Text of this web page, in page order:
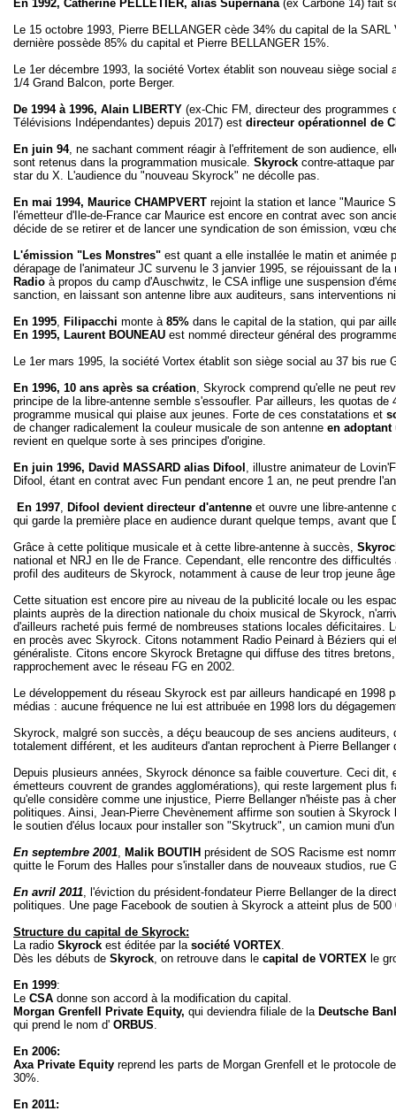
En 1992, Catherine PELLETIER, alias Supernana (ex Carbone 14) fait
Le 15 octobre 1993, Pierre BELLANGER cède 34% du capital de la
dernière possède 85% du capital et Pierre BELLANGER 15%.
Le 1er décembre 1993, la société Vortex établit son nouveau siège
1/4 Grand Balcon, porte Berger.
De 1994 à 1996, Alain LIBERTY (ex-Chic FM, directeur des
Télévisions Indépendantes) depuis 2017) est directeur opérationnel de
En juin 94, ne sachant comment réagir à l'effritement de son audience,
sont retenus dans la programmation musicale. Skyrock contre-attaque
star du X. L'audience du "nouveau Skyrock" ne décolle pas.
En mai 1994, Maurice CHAMPVERT rejoint la station et lance "Maurice
l'émetteur d'Ile-de-France car Maurice est encore en contrat avec son
décide de se retirer et de lancer une syndication de son émission, vœu
L'émission "Les Monstres" est quant a elle installée le matin et animée
dérapage de l'animateur JC survenu le 3 janvier 1995, se réjouissant de
Radio à propos du camp d'Auschwitz, le CSA inflige une suspension
sanction, en laissant son antenne libre aux auditeurs, sans interventions
En 1995, Filipacchi monte à 85% dans le capital de la station, qui par
En 1995, Laurent BOUNEAU est nommé directeur général des
Le 1er mars 1995, la société Vortex établit son siège social au 37 bis rue
En 1996, 10 ans après sa création, Skyrock comprend qu'elle ne peut
principe de la libre-antenne semble s'essoufler. Par ailleurs, les quotas
programme musical qui plaise aux jeunes. Forte de ces constatations et
de changer radicalement la couleur musicale de son antenne en adoptant
revient en quelque sorte à ses principes d'origine.
En juin 1996, David MASSARD alias Difool , illustre animateur de
Difool, étant en contrat avec Fun pendant encore 1 an, ne peut prendre
En 1997, Difool devient directeur d'antenne et ouvre une libre-antenne
qui garde la première place en audience durant quelque temps, avant que
Grâce à cette politique musicale et à cette libre-antenne à succès,
national et NRJ en Ile de France. Cependant, elle rencontre des
profil des auditeurs de Skyrock, notamment à cause de leur trop jeune
Cette situation est encore pire au niveau de la publicité locale ou les
plaints auprès de la direction nationale du choix musical de Skyrock,
d'ailleurs racheté puis fermé de nombreuses stations locales déficitaires.
en procès avec Skyrock. Citons notamment Radio Peinard à Béziers qui
généraliste. Citons encore Skyrock Bretagne qui diffuse des titres
rapprochement avec le réseau FG en 2002.
Le développement du réseau Skyrock est par ailleurs handicapé en
médias : aucune fréquence ne lui est attribuée en 1998 lors du
Skyrock, malgré son succès, a déçu beaucoup de ses anciens
totalement différent, et les auditeurs d'antan reprochent à Pierre
Depuis plusieurs années, Skyrock dénonce sa faible couverture. Ceci
émetteurs couvrent de grandes agglomérations), qui reste largement
qu'elle considère comme une injustice, Pierre Bellanger n'héiste pas à
politiques. Ainsi, Jean-Pierre Chevènement affirme son soutien à
le soutien d'élus locaux pour installer son "Skytruck", un camion muni
En septembre 2001, Malik BOUTIH président de SOS Racisme est
quitte le Forum des Halles pour s'installer dans de nouveaux studios, rue
En avril 2011, l'éviction du président-fondateur Pierre Bellanger de la
politiques. Une page Facebook de soutien à Skyrock a atteint plus de
Structure du capital de Skyrock:
La radio Skyrock est éditée par lasociété VORTEX.
Dès les débuts de Skyrock, on retrouve dans le capital de VORTEX le
En 1999:
Le CSA donne son accord à la modification du capital.
Morgan Grenfell Private Equity, qui deviendra filiale de la Deutsche
qui prend le nom d' ORBUS.
En 2006:
Axa Private Equity reprend les parts de Morgan Grenfell et le protocole
30%.
En 2011: